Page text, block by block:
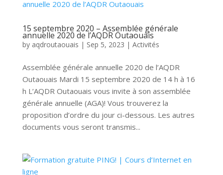
15 septembre 2020 – Assemblée générale
annuelle 2020 de l’AQDR Outaouais
by aqdroutaouais | Sep 5, 2023 | Activités
Assemblée générale annuelle 2020 de l’AQDR
Outaouais Mardi 15 septembre 2020 de 14 h à 16
h L’AQDR Outaouais vous invite à son assemblée
générale annuelle (AGA)! Vous trouverez la
proposition d’ordre du jour ci-dessous. Les autres
documents vous seront transmis...